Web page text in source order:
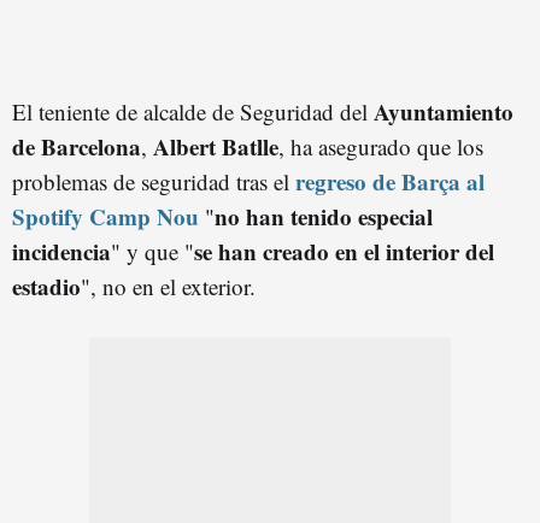
El teniente de alcalde de Seguridad del Ayuntamiento
de Barcelona, Albert Batlle, ha asegurado que los
problemas de seguridad tras el regreso de Barça al
Spotify Camp Nou "no han tenido especial
incidencia" y que "se han creado en el interior del
estadio", no en el exterior.